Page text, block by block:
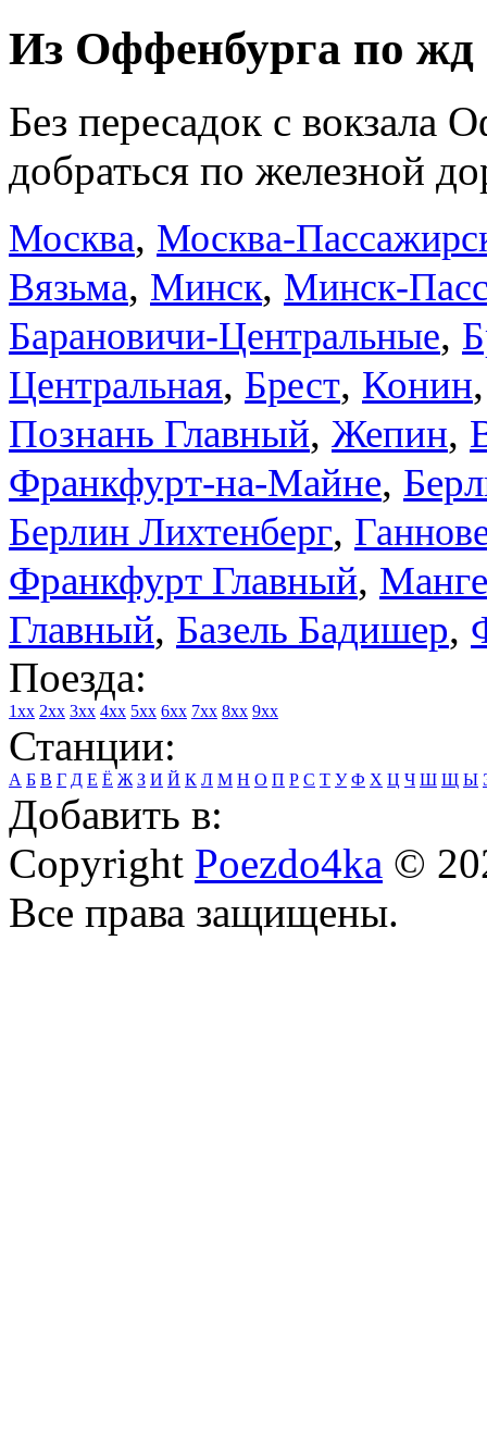
Из Оффенбурга по жд
Без пересадок с вокзала
добраться по железной
Москва, Москва-
Вязьма, Минск, Минск-
Барановичи-Центральные,
Центральная, Брест, Конин
Познань Главный, Жепин,
Франкфурт-на-Майне,
Берлин Лихтенберг,
Франкфурт Главный,
Главный, Базель Бадишер,
Поезда:
1xx 2xx 3xx 4xx 5xx 6xx 7xx 8xx 9xx
Станции:
А Б В Г Д Е Ё Ж З И Й К Л М Н О П Р С Т У Ф Х Ц Ч Ш Щ Ы
Добавить в:
Copyright Poezdo4ka ©
Все права защищены.